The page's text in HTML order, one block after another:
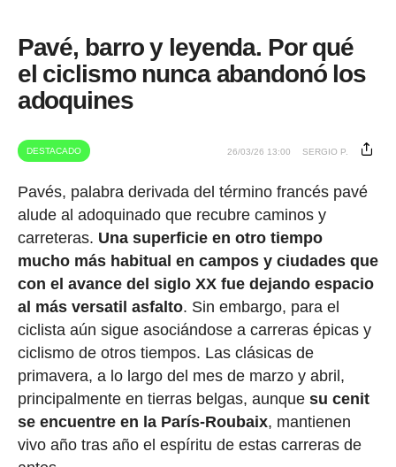
Pavé, barro y leyenda. Por qué
el ciclismo nunca abandonó los
adoquines
DESTACADO 26/03/26 13:00 SERGIO P.
Pavés, palabra derivada del término francés pavé
alude al adoquinado que recubre caminos y
carreteras. Una superficie en otro tiempo
mucho más habitual en campos y ciudades que
con el avance del siglo XX fue dejando espacio
al más versatil asfalto. Sin embargo, para el
ciclista aún sigue asociándose a carreras épicas y
ciclismo de otros tiempos. Las clásicas de
primavera, a lo largo del mes de marzo y abril,
principalmente en tierras belgas, aunque su cenit
se encuentre en la París-Roubaix, mantienen
vivo año tras año el espíritu de estas carreras de